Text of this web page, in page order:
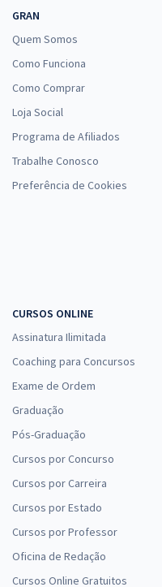
GRAN
Quem Somos
Como Funciona
Como Comprar
Loja Social
Programa de Afiliados
Trabalhe Conosco
Preferência de Cookies
CURSOS ONLINE
Assinatura Ilimitada
Coaching para Concursos
Exame de Ordem
Graduação
Pós-Graduação
Cursos por Concurso
Cursos por Carreira
Cursos por Estado
Cursos por Professor
Oficina de Redação
Cursos Online Gratuitos